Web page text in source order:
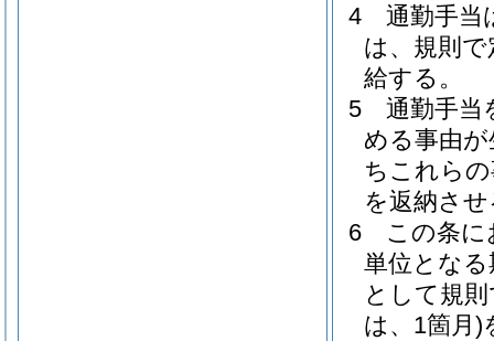
4
通勤手当
は、規則
給する。
5
通勤手当
める事由
ちこれら
を返納さ
6
この条に
単位とな
として規
は、1箇月)